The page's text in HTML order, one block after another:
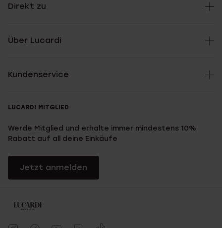
Direkt zu
Über Lucardi
Kundenservice
LUCARDI MITGLIED
Werde Mitglied und erhalte immer mindestens 10%
Rabatt auf all deine Einkäufe
Jetzt anmelden